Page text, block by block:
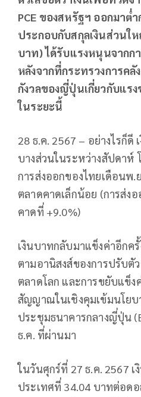
PCE ของสหรัฐฯ ออกมาต่
ประกอบกับสกุลเงินส่วนให
บาท) ได้รับแรงหนุนจากก
หลังจากที่กระทรวงการค
กังวลของญี่ปุ่นเกี่ยวกับแรง
ในระยะนี้
28 ธ.ค. 2567 – อย่างไรก็ดี
บางส่วนในระหว่างสัปดาห์
การส่งออกของไทยเดือนพ.
ตลาดคาดเล็กน้อย (การส่งอ
คาดที่ +9.0%)
เงินบาทกลับมาแข็งค่าอีกค
ตามอานิสงส์ของการปรับตั
ตลาดโลก และการขยับแข็ง
สัญญาณในเชิงคุมเข้มนโยบ
ประชุมธนาคารกลางญี่ปุ่น
ธ.ค. ที่ผ่านมา
ในวันศุกร์ที่ 27 ธ.ค. 2567
ประเทศที่ 34.04 บาทต่อด